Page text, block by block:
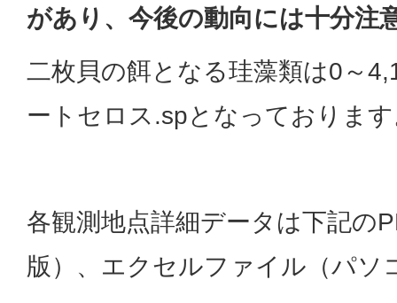
があり、今後の動向には十分注
二枚貝の餌となる珪藻類は0～
ートセロス.spとなっておりま
各観測地点詳細データは下記の
版）、エクセルファイル（パソ